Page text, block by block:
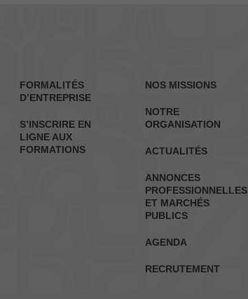
FORMALITÉS
D’ENTREPRISE
S’INSCRIRE EN
LIGNE AUX
FORMATIONS
NOS MISSIONS
NOTRE
ORGANISATION
ACTUALITÉS
ANNONCES
PROFESSIONNELLES
ET MARCHÉS
PUBLICS
AGENDA
RECRUTEMENT